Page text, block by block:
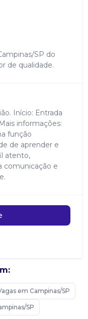
SP do
de qualidade.
Início: Entrada
informações:
função
de aprender e
atento,
comunicação e
em Campinas/SP
SP